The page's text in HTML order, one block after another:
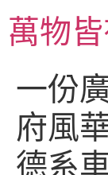
主萬物
一份
府風
德系